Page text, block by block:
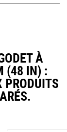
système de
les pelles
et sur À
(48 IN) :